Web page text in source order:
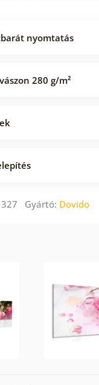
nyomtatás
280 g/m²
Gyártó: Dovido